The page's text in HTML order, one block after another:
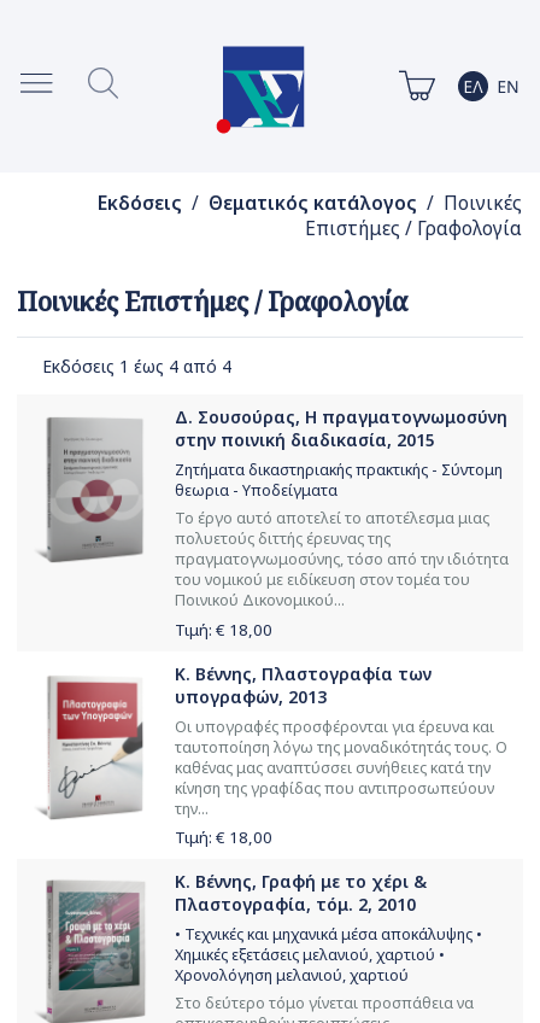
Εκδόσεις / Θεματικός κατάλογος / Ποινικές
Επιστήμες / Γραφολογία
Ποινικές Επιστήμες / Γραφολογία
Εκδόσεις 1 έως 4 από 4
Δ. Σουσούρας, Η πραγματογνωμοσύνη
στην ποινική διαδικασία, 2015
Ζητήματα δικαστηριακής πρακτικής - Σύντομη
θεωρια - Υποδείγματα
Το έργο αυτό αποτελεί το αποτέλεσμα μιας
πολυετούς διττής έρευνας της
πραγματογνωμοσύνης, τόσο από την ιδιότητα
του νομικού με ειδίκευση στον τομέα του
Ποινικού Δικονομικού...
Τιμή: € 18,00
Κ. Βέννης, Πλαστογραφία των
υπογραφών, 2013
Οι υπογραφές προσφέρονται για έρευνα και
ταυτοποίηση λόγω της μοναδικότητάς τους. Ο
καθένας μας αναπτύσσει συνήθειες κατά την
κίνηση της γραφίδας που αντιπροσωπεύουν
την...
Τιμή: € 18,00
Κ. Βέννης, Γραφή με το χέρι &
Πλαστογραφία, τόμ. 2, 2010
• Τεχνικές και μηχανικά μέσα αποκάλυψης •
Χημικές εξετάσεις μελανιού, χαρτιού •
Χρονολόγηση μελανιού, χαρτιού
Στο δεύτερο τόμο γίνεται προσπάθεια να